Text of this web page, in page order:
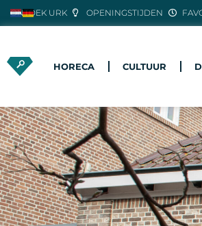
ONTDEK URK OPENINGSTIJDEN
HORECA CULTUUR